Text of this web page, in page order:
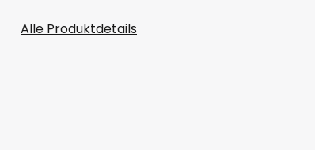
Alle Produktdetails